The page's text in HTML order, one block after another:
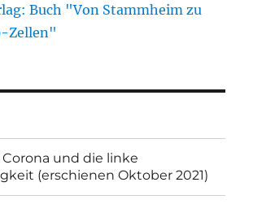
Buch "Von Stammheim zu
Zellen"
und die linke
(erschienen Oktober 2021)